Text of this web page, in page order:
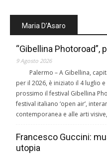
Maria D’Asaro
“Gibellina
9 Agosto 2026
Palermo – A Gibellina,
per il 2026, è iniziato il 4 luglio
prossimo il festival Gibellina
festival italiano ‘open air’,
contemporanea e alle arti
Francesco Guccini:
utopia